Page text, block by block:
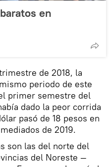
en
de 2018, la
periodo de este
primer semestre del
dado la peor corrida
pasó de 18 pesos en
de 2019.
son las del norte del
del Noreste —